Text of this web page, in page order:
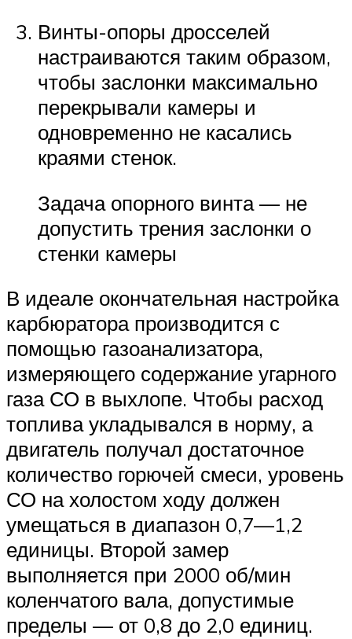
Винты-опоры дросселей
настраиваются таким образом,
чтобы заслонки максимально
перекрывали камеры и
одновременно не касались
краями стенок.
Задача опорного винта — не
допустить трения заслонки о
стенки камеры
В идеале окончательная настройка
карбюратора производится с
помощью газоанализатора,
измеряющего содержание угарного
газа СО в выхлопе. Чтобы расход
топлива укладывался в норму, а
двигатель получал достаточное
количество горючей смеси, уровень
СО на холостом ходу должен
умещаться в диапазон 0,7—1,2
единицы. Второй замер
выполняется при 2000 об/мин
коленчатого вала, допустимые
пределы — от 0,8 до 2,0 единиц.